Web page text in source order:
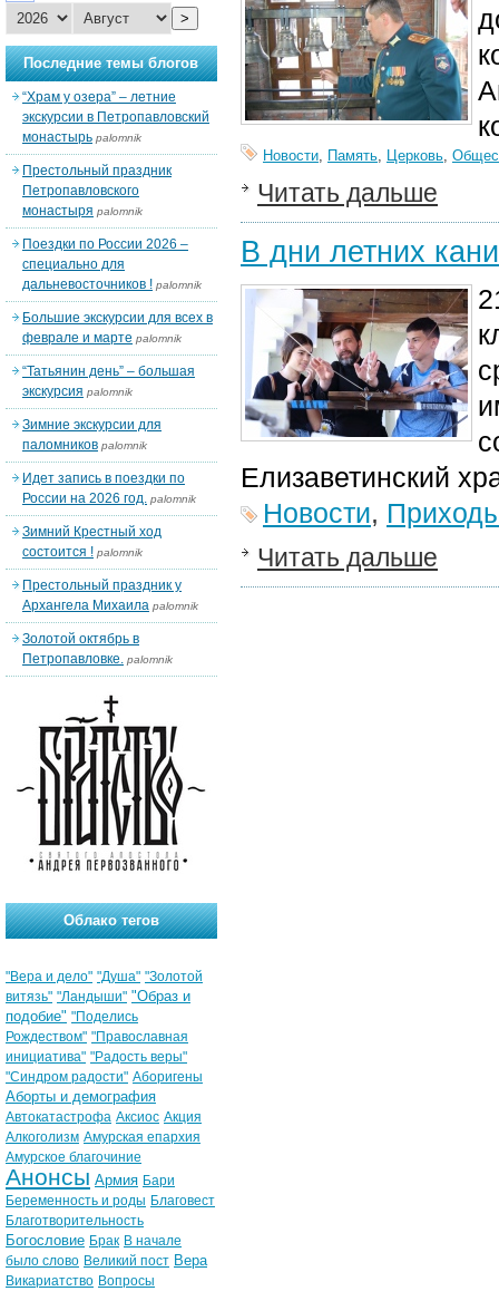
Новости, Память, Церковь,
Читать дальше
В дни летних
Елизаветинский
Новости,
Читать дальше
>
Последние темы блогов
“Храм у озера” – летние
экскурсии в Петропавловский
монастырь palomnik
Престольный праздник
Петропавловского
монастыря palomnik
Поездки по России 2026 –
специально для
дальневосточников ! palomnik
Большие экскурсии для всех в
феврале и марте palomnik
“Татьянин день” – большая
экскурсия palomnik
Зимние экскурсии для
паломников palomnik
Идет запись в поездки по
России на 2026 год. palomnik
Зимний Крестный ход
состоится ! palomnik
Престольный праздник у
Архангела Михаила palomnik
Золотой октябрь в
Петропавловке. palomnik
Облако тегов
"Вера и дело" "Душа" "Золотой
витязь" "Ландыши" "Образ и
подобие" "Поделись
Рождеством" "Православная
инициатива" "Радость веры"
"Синдром радости" Аборигены
Аборты и демография
Автокатастрофа Аксиос Акция
Алкоголизм Амурская епархия
Амурское благочиние
Анонсы Армия Бари
Беременность и роды Благовест
Благотворительность
Богословие Брак В начале
было слово Великий пост Вера
Викариатство Вопросы